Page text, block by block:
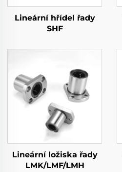
Lineární hřídel řady
SHF
Lineární ložiska řady
LMK/LMF/LMH